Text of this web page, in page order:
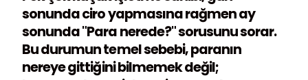
sonunda ciro yapmasına rağmen ay
sonunda "Para nerede?" sorusunu sorar.
Bu durumun temel sebebi, paranın
nereye gittiğini bilmemek değil;